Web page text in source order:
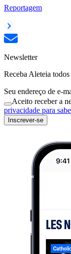
Reportagem
Newsletter
Receba Aleteia
Seu endereço de e-
Aceito receber a
privacidade para
Inscrever-se